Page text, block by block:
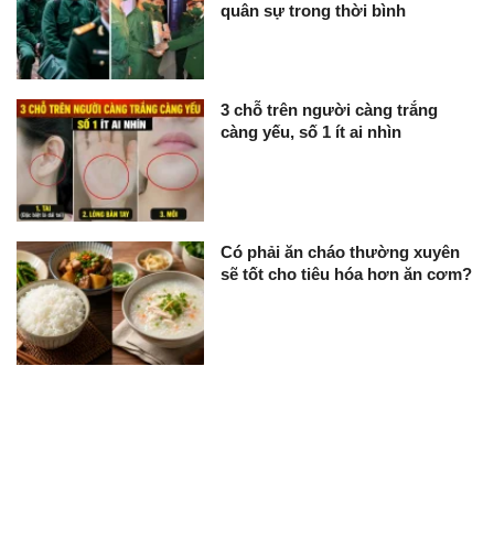
quân sự trong thời bình
3 chỗ trên người càng trắng
càng yếu, số 1 ít ai nhìn
Có phải ăn cháo thường xuyên
sẽ tốt cho tiêu hóa hơn ăn cơm?